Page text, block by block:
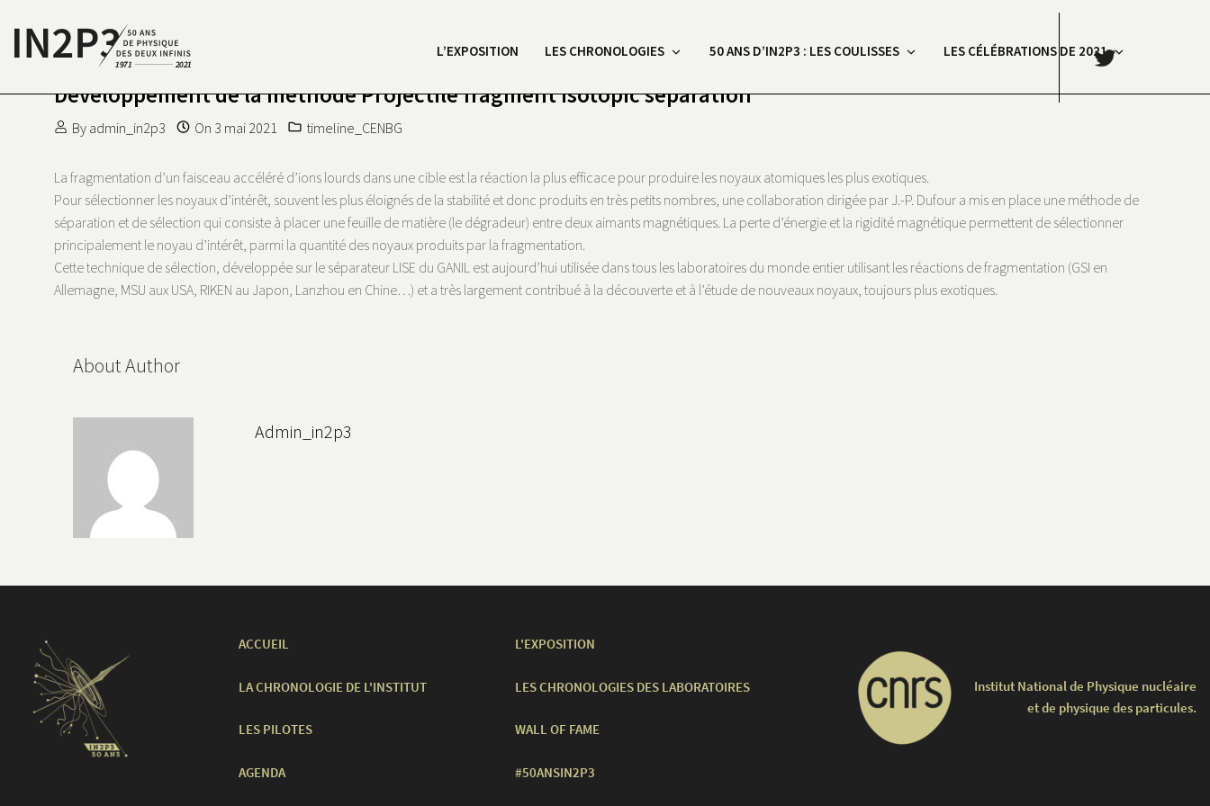
Skip to content
50 ANS DE PHYSIQUE
DEUX INFINIS
L’EXPOSITION LES CHRONOLOGIES 50 ANS D’IN2P3 : LES COULISSES LES CÉLÉBRATIONS DE 2021
.
Développement de la méthode Projectile fragment isotopic separation
By admin_in2p3 On 3 mai 2021 timeline_CENBG
La fragmentation d’un faisceau accéléré d’ions lourds dans une cible est la réaction la plus efficace pour produire les noyaux atomiques les plus exotiques.
Pour sélectionner les noyaux d’intérêt, souvent les plus éloignés de la stabilité et donc produits en très petits nombres, une collaboration dirigée par J.-P. Dufour a mis en place une méthode de
séparation et de sélection qui consiste à placer une feuille de matière (le dégradeur) entre deux aimants magnétiques. La perte d’énergie et la rigidité magnétique permettent de sélectionner
principalement le noyau d’intérêt, parmi la quantité des noyaux produits par la fragmentation.
Cette technique de sélection, développée sur le séparateur LISE du GANIL est aujourd’hui utilisée dans tous les laboratoires du monde entier utilisant les réactions de fragmentation (GSI en
Allemagne, MSU aux USA, RIKEN au Japon, Lanzhou en Chine…) et a très largement contribué à la découverte et à l’étude de nouveaux noyaux, toujours plus exotiques.
About Author
Admin_in2p3
ACCUEIL L'EXPOSITION
LA CHRONOLOGIE DE L'INSTITUT LES CHRONOLOGIES DES LABORATOIRES
LES PILOTES WALL OF FAME
AGENDA #50ANSIN2P3
Institut National de Physique nucléaire
et de physique des particules.